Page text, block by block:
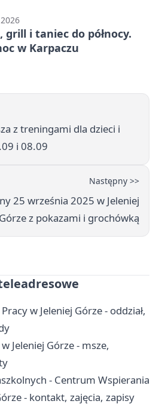
grill i taniec do północy.
w Karpaczu
z treningami dla dzieci i
i 08.09
Następny >>
25 września 2025 w Jeleniej
Górze z pokazami i grochówką
w Jeleniej Górze - oddział,
Jeleniej Górze - msze,
- Centrum Wspierania
- kontakt, zajęcia, zapisy